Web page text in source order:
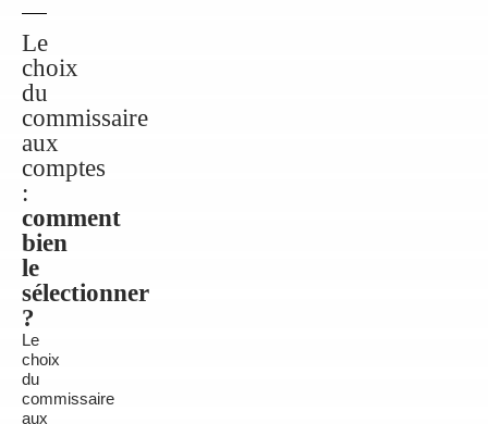
Le
choix
du
commissaire
aux
comptes
:
comment
bien
le
sélectionner
?
Le
choix
du
commissaire
aux